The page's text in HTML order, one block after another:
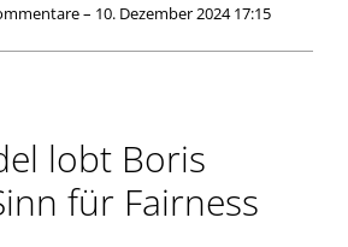
– 10. Dezember 2024 17:15
lobt Boris
für Fairness